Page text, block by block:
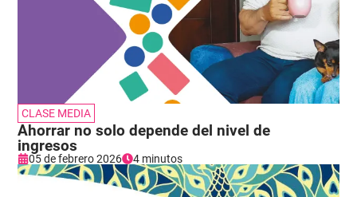
CLASE MEDIA
Ahorrar no solo depende del nivel de
ingresos
05 de febrero 2026 4 minutos